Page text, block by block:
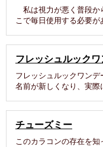
私は視力が悪く普段か
こで毎日使用する必要
フレッシュルック
フレッシュルックワン
名前が新しくなり、実
チューズミー
このカラコンの存在を